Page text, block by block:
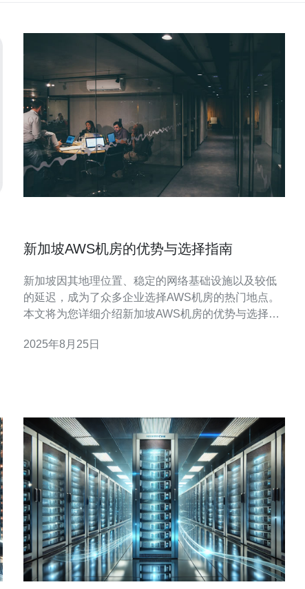
新加坡AWS机房的优势与选择指南
新加坡因其地理位置、稳定的网络基础设施以及较低
的延迟，成为了众多企业选择AWS机房的热门地点。
本文将为您详细介绍新加坡AWS机房的优势与选择指
心位置，是连接亚洲、欧洲和美洲的重要枢纽。这个
2025年8月25日